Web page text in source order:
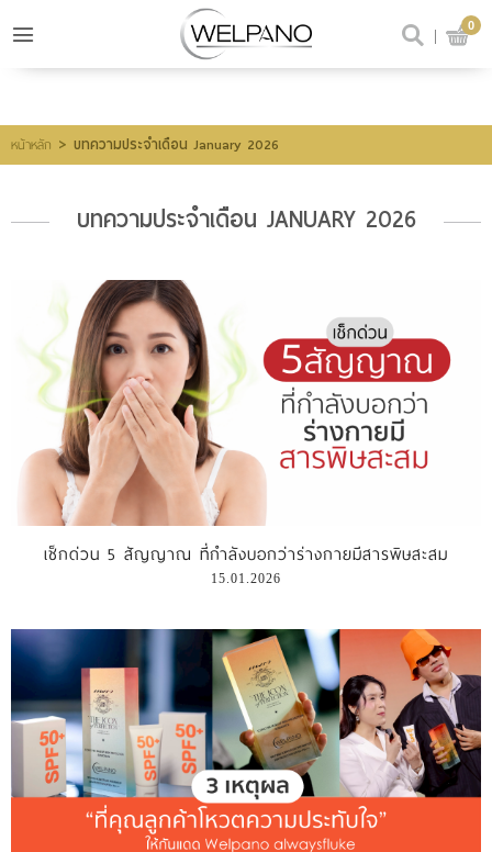
สินค้าที่สนใจ
@welpano
สินค้า
ขั้นตอนการสั่งซื้อ
โปรโมชั่น
รีวิวผู้ใช้จริง
รีวิววีดีโอ
ติดต่อเรา
0
หน้าหลัก > บทความประจำเดือน January 2026
บทความประจำเดือน JANUARY 2026
เช็กด่วน 5 สัญญาณ ที่กำลังบอกว่าร่างกายมีสารพิษสะสม
15.01.2026